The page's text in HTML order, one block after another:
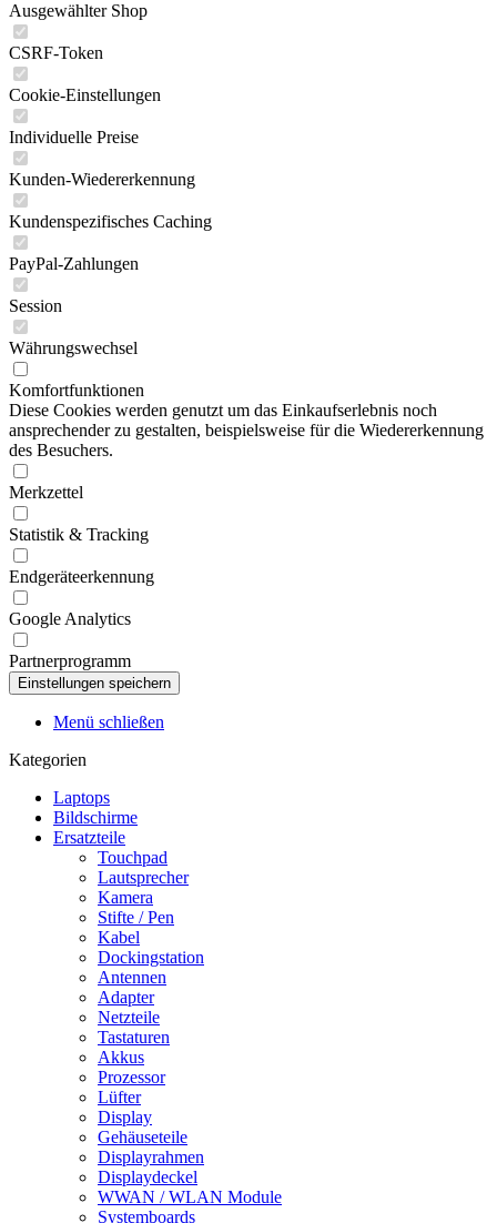
Ausgewählter Shop
CSRF-Token
Cookie-Einstellungen
Individuelle Preise
Kunden-Wiedererkennung
Kundenspezifisches Caching
PayPal-Zahlungen
Session
Währungswechsel
Komfortfunktionen
Diese Cookies werden genutzt um das Einkaufserlebnis noch
ansprechender zu gestalten, beispielsweise für die Wiedererkennung
des Besuchers.
Merkzettel
Statistik & Tracking
Endgeräteerkennung
Google Analytics
Partnerprogramm
Menü schließen
Kategorien
Laptops
Bildschirme
Ersatzteile
Touchpad
Lautsprecher
Kamera
Stifte / Pen
Kabel
Dockingstation
Antennen
Adapter
Netzteile
Tastaturen
Akkus
Prozessor
Lüfter
Display
Gehäuseteile
Displayrahmen
Displaydeckel
WWAN / WLAN Module
Systemboards